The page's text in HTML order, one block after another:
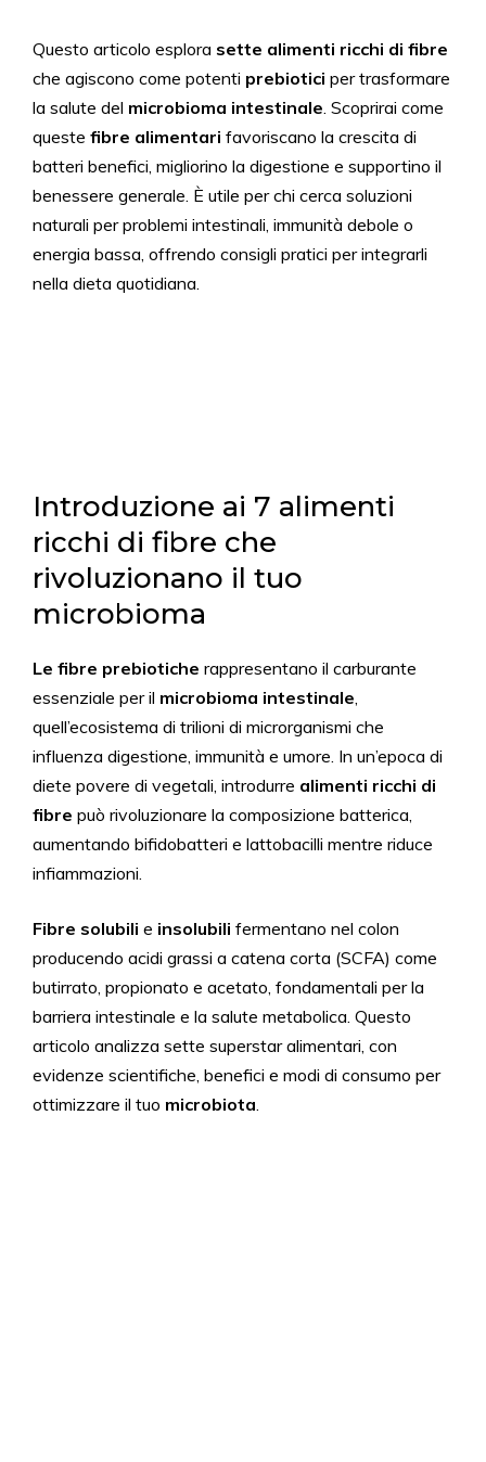
Questo articolo esplora sette alimenti ricchi di fibre
che agiscono come potenti prebiotici per trasformare
la salute del microbioma intestinale. Scoprirai come
queste fibre alimentari favoriscano la crescita di
batteri benefici, migliorino la digestione e supportino il
benessere generale. È utile per chi cerca soluzioni
naturali per problemi intestinali, immunità debole o
energia bassa, offrendo consigli pratici per integrarli
nella dieta quotidiana.
Introduzione ai 7 alimenti
ricchi di fibre che
rivoluzionano il tuo
microbioma
Le fibre prebiotiche rappresentano il carburante
essenziale per il microbioma intestinale,
quell’ecosistema di trilioni di microrganismi che
influenza digestione, immunità e umore. In un’epoca di
diete povere di vegetali, introdurre alimenti ricchi di
fibre può rivoluzionare la composizione batterica,
aumentando bifidobatteri e lattobacilli mentre riduce
infiammazioni.
Fibre solubili e insolubili fermentano nel colon
producendo acidi grassi a catena corta (SCFA) come
butirrato, propionato e acetato, fondamentali per la
barriera intestinale e la salute metabolica. Questo
articolo analizza sette superstar alimentari, con
evidenze scientifiche, benefici e modi di consumo per
ottimizzare il tuo microbiota.